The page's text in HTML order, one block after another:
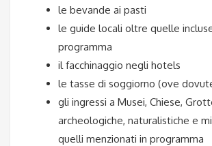
le bevande ai pasti
le guide locali oltre quelle
programma
il facchinaggio negli hotels
le tasse di soggiorno (ove
gli ingressi a Musei, Chiese,
archeologiche, naturalistiche e
quelli menzionati in programma